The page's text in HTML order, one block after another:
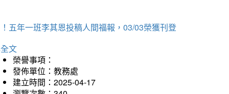
五年一班李其恩投稿人間福報，03/03榮獲刊登
文
榮譽事項：
發佈單位：教務處
建立時間：2025-04-17